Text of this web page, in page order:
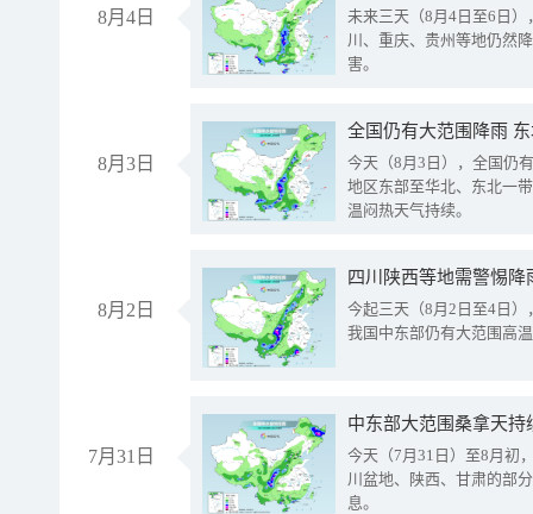
8月4日
未来三天（8月4日至6日
川、重庆、贵州等地仍然
害。
8月3日
全国仍有大范围降雨
今天（8月3日），全国仍
地区东部至华北、东北一
温闷热天气持续。
8月2日
今起三天（8月2日至4日
我国中东部仍有大范围高
7月31日
中东部大范围桑拿天
今天（7月31日）至8月初
川盆地、陕西、甘肃的部
息。